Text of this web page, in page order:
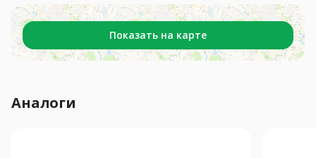
Показать на карте
Аналоги